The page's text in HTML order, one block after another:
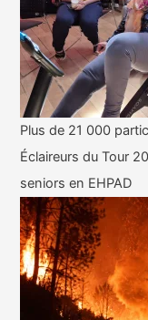
Plus de 21 000
Éclaireurs du Tour
seniors en EHPAD